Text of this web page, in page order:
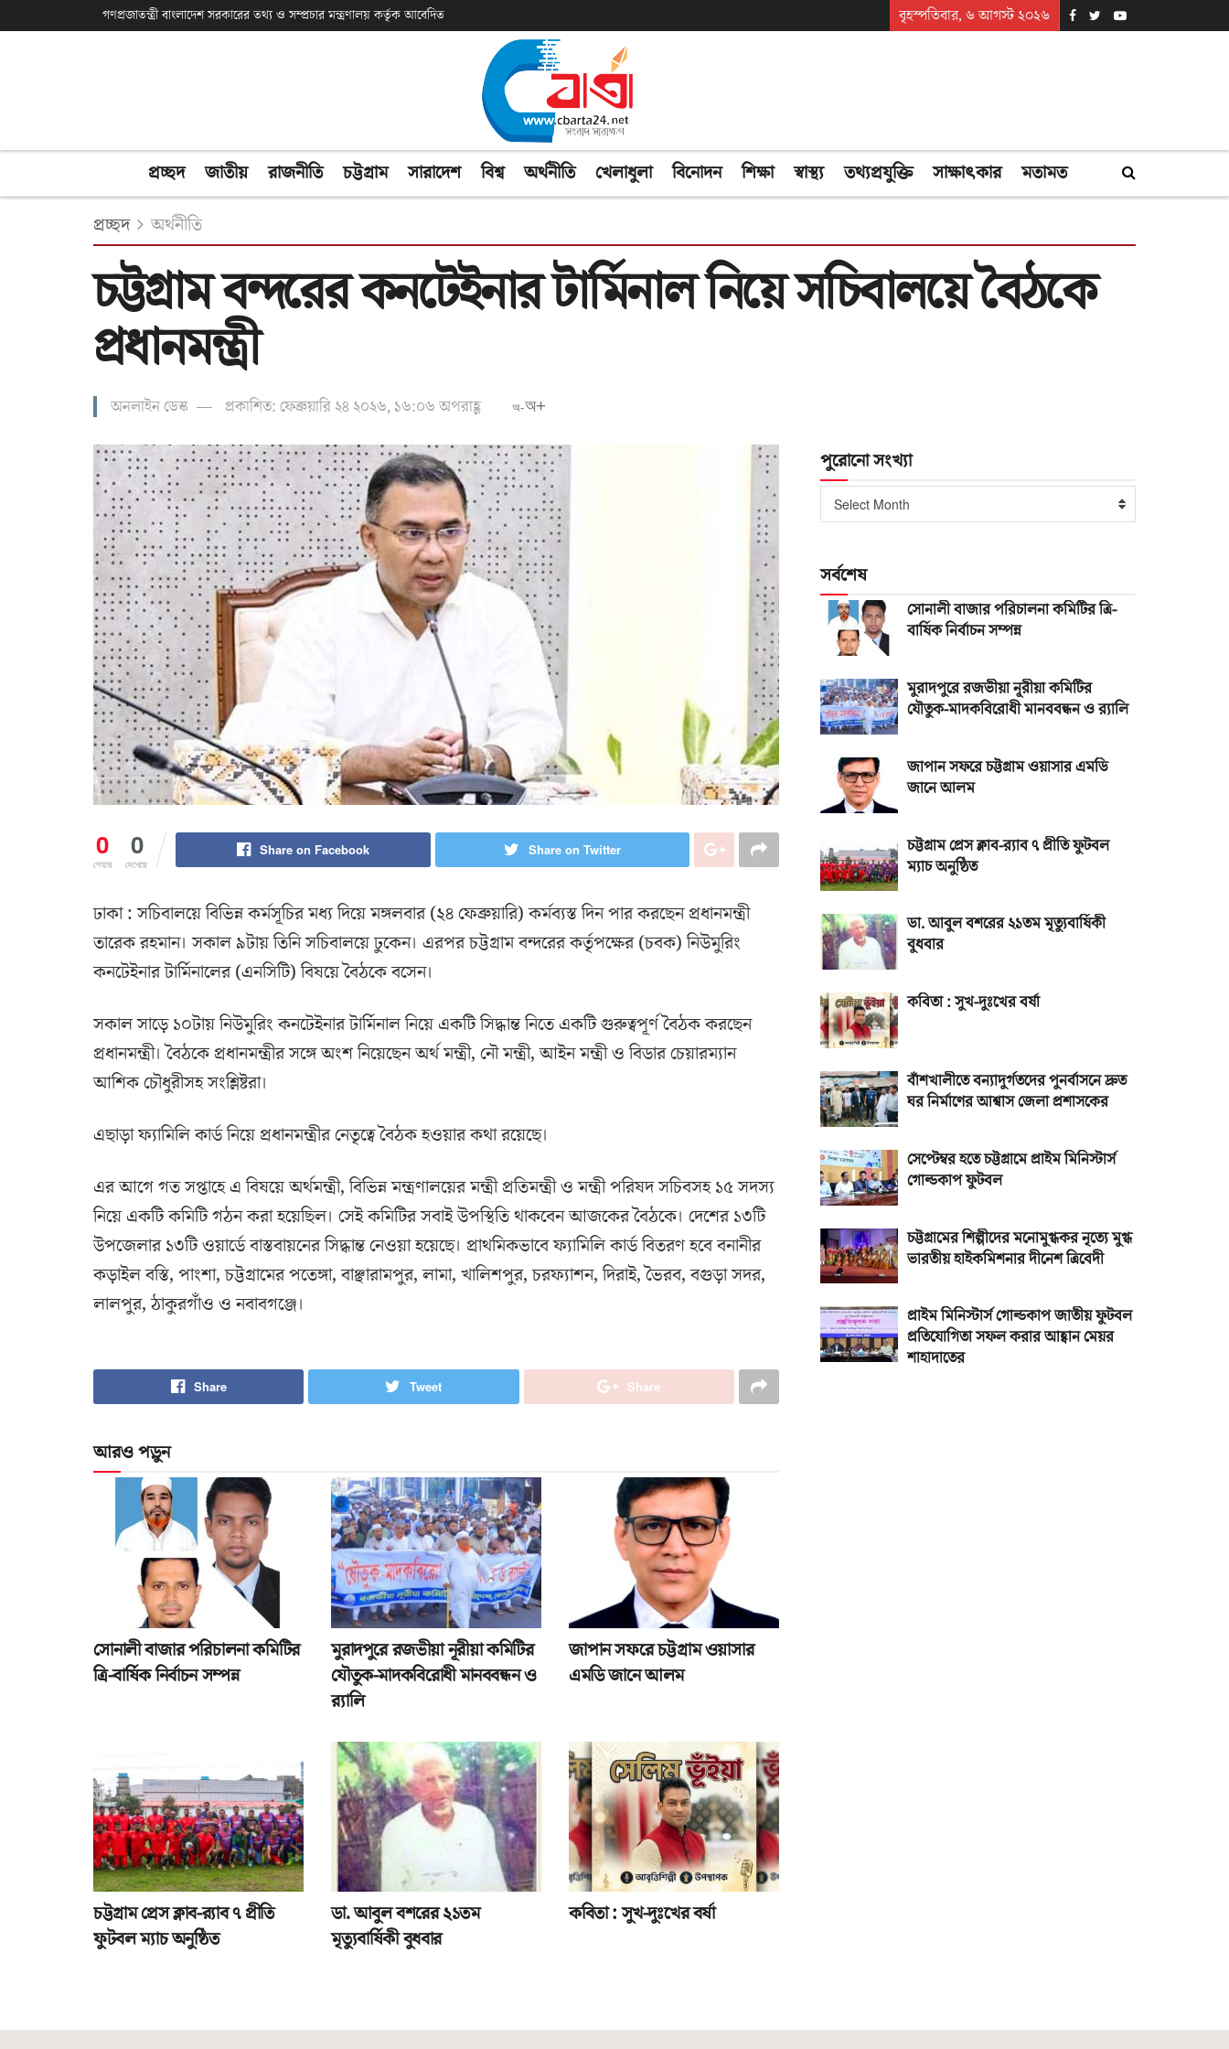
গণপ্রজাতন্ত্রী বাংলাদেশ সরকারের তথ্য ও সম্প্রচার মন্ত্রণালয় কর্তৃক আবেদিত বৃহস্পতিবার, ৬ আগস্ট ২০২৬
প্রচ্ছদ জাতীয় রাজনীতি চট্টগ্রাম সারাদেশ বিশ্ব অর্থনীতি খেলাধুলা বিনোদন শিক্ষা স্বাস্থ্য তথ্যপ্রযুক্তি সাক্ষাৎকার মতামত
প্রচ্ছদ অর্থনীতি
চট্টগ্রাম বন্দরের কনটেইনার টার্মিনাল নিয়ে সচিবালয়ে বৈঠকে
প্রধানমন্ত্রী
অনলাইন ডেস্ক প্রকাশিত: ফেব্রুয়ারি ২৪ ২০২৬, ১৬:০৬ অপরাহ্ণ অ-অ+
0
শেয়ার
0
দেখেছে
Share on Facebook Share on Twitter
ঢাকা : সচিবালয়ে বিভিন্ন কর্মসূচির মধ্য দিয়ে মঙ্গলবার (২৪ ফেব্রুয়ারি) কর্মব্যস্ত দিন পার করছেন প্রধানমন্ত্রী
তারেক রহমান। সকাল ৯টায় তিনি সচিবালয়ে ঢুকেন। এরপর চট্টগ্রাম বন্দরের কর্তৃপক্ষের (চবক) নিউমুরিং
কনটেইনার টার্মিনালের (এনসিটি) বিষয়ে বৈঠকে বসেন।
সকাল সাড়ে ১০টায় নিউমুরিং কনটেইনার টার্মিনাল নিয়ে একটি সিদ্ধান্ত নিতে একটি গুরুত্বপূর্ণ বৈঠক করছেন
প্রধানমন্ত্রী। বৈঠকে প্রধানমন্ত্রীর সঙ্গে অংশ নিয়েছেন অর্থ মন্ত্রী, নৌ মন্ত্রী, আইন মন্ত্রী ও বিডার চেয়ারম্যান
আশিক চৌধুরীসহ সংশ্লিষ্টরা।
এছাড়া ফ্যামিলি কার্ড নিয়ে প্রধানমন্ত্রীর নেতৃত্বে বৈঠক হওয়ার কথা রয়েছে।
এর আগে গত সপ্তাহে এ বিষয়ে অর্থমন্ত্রী, বিভিন্ন মন্ত্রণালয়ের মন্ত্রী প্রতিমন্ত্রী ও মন্ত্রী পরিষদ সচিবসহ ১৫ সদস্য
নিয়ে একটি কমিটি গঠন করা হয়েছিল। সেই কমিটির সবাই উপস্থিতি থাকবেন আজকের বৈঠকে। দেশের ১৩টি
উপজেলার ১৩টি ওয়ার্ডে বাস্তবায়নের সিদ্ধান্ত নেওয়া হয়েছে। প্রাথমিকভাবে ফ্যামিলি কার্ড বিতরণ হবে বনানীর
কড়াইল বস্তি, পাংশা, চট্টগ্রামের পতেঙ্গা, বাঞ্ছারামপুর, লামা, খালিশপুর, চরফ্যাশন, দিরাই, ভৈরব, বগুড়া সদর,
লালপুর, ঠাকুরগাঁও ও নবাবগঞ্জে।
Share Tweet Share
আরও পড়ুন
সোনালী বাজার পরিচালনা কমিটির
ত্রি-বার্ষিক নির্বাচন সম্পন্ন
মুরাদপুরে রজভীয়া নূরীয়া কমিটির
যৌতুক-মাদকবিরোধী মানববন্ধন ও
র‌্যালি
জাপান সফরে চট্টগ্রাম ওয়াসার
এমডি জানে আলম
চট্টগ্রাম প্রেস ক্লাব-র‌্যাব ৭ প্রীতি
ফুটবল ম্যাচ অনুষ্ঠিত
ডা. আবুল বশরের ২১তম
মৃত্যুবার্ষিকী বুধবার
কবিতা : সুখ-দুঃখের বর্ষা
পুরোনো সংখ্যা
পুরোনো
সংখ্যা
Select Month
সর্বশেষ
সোনালী বাজার পরিচালনা কমিটির ত্রি-
বার্ষিক নির্বাচন সম্পন্ন
মুরাদপুরে রজভীয়া নূরীয়া কমিটির
যৌতুক-মাদকবিরোধী মানববন্ধন ও র‌্যালি
জাপান সফরে চট্টগ্রাম ওয়াসার এমডি
জানে আলম
চট্টগ্রাম প্রেস ক্লাব-র‌্যাব ৭ প্রীতি ফুটবল
ম্যাচ অনুষ্ঠিত
ডা. আবুল বশরের ২১তম মৃত্যুবার্ষিকী
বুধবার
কবিতা : সুখ-দুঃখের বর্ষা
বাঁশখালীতে বন্যাদুর্গতদের পুনর্বাসনে দ্রুত
ঘর নির্মাণের আশ্বাস জেলা প্রশাসকের
সেপ্টেম্বর হতে চট্টগ্রামে প্রাইম মিনিস্টার্স
গোল্ডকাপ ফুটবল
চট্টগ্রামের শিল্পীদের মনোমুগ্ধকর নৃত্যে মুগ্ধ
ভারতীয় হাইকমিশনার দীনেশ ত্রিবেদী
প্রাইম মিনিস্টার্স গোল্ডকাপ জাতীয় ফুটবল
প্রতিযোগিতা সফল করার আহ্বান মেয়র
শাহাদাতের